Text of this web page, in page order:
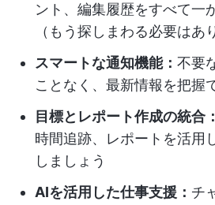
ント、編集履歴をすべて一
（もう探しまわる必要はあ
スマートな通知機能： 不要
ことなく、最新情報を把握
目標とレポート作成の統合：
時間追跡、レポートを活用
しましょう
AIを活用した仕事支援： チ